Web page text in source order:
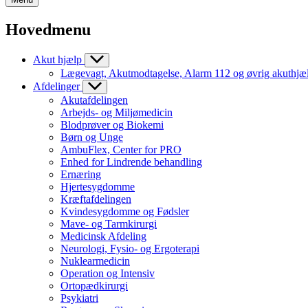
Hovedmenu
Akut hjælp
Lægevagt, Akutmodtagelse, Alarm 112 og øvrig
Afdelinger
Akutafdelingen
Arbejds- og Miljømedicin
Blodprøver og Biokemi
Børn og Unge
AmbuFlex, Center for PRO
Enhed for Lindrende behandling
Ernæring
Hjertesygdomme
Kræftafdelingen
Kvindesygdomme og Fødsler
Mave- og Tarmkirurgi
Medicinsk Afdeling
Neurologi, Fysio- og Ergoterapi
Nuklearmedicin
Operation og Intensiv
Ortopædkirurgi
Psykiatri